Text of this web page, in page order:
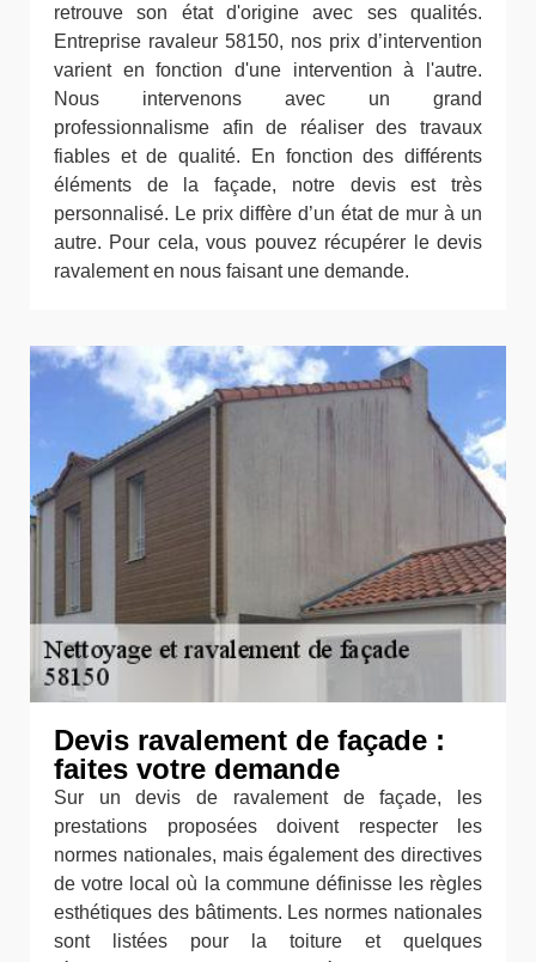
retrouve son état d'origine avec ses qualités.
Entreprise ravaleur 58150, nos prix d’intervention
varient en fonction d'une intervention à l'autre.
Nous intervenons avec un grand
professionnalisme afin de réaliser des travaux
fiables et de qualité. En fonction des différents
éléments de la façade, notre devis est très
personnalisé. Le prix diffère d’un état de mur à un
autre. Pour cela, vous pouvez récupérer le devis
ravalement en nous faisant une demande.
Devis ravalement de façade :
faites votre demande
Sur un devis de ravalement de façade, les
prestations proposées doivent respecter les
normes nationales, mais également des directives
de votre local où la commune définisse les règles
esthétiques des bâtiments. Les normes nationales
sont listées pour la toiture et quelques